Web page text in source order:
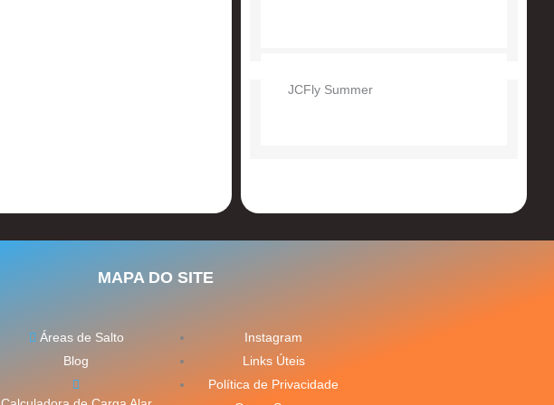
JCFly Summer
MAPA DO SITE
Áreas de Salto
Blog
Instagram
Links Úteis
Política de Privacidade